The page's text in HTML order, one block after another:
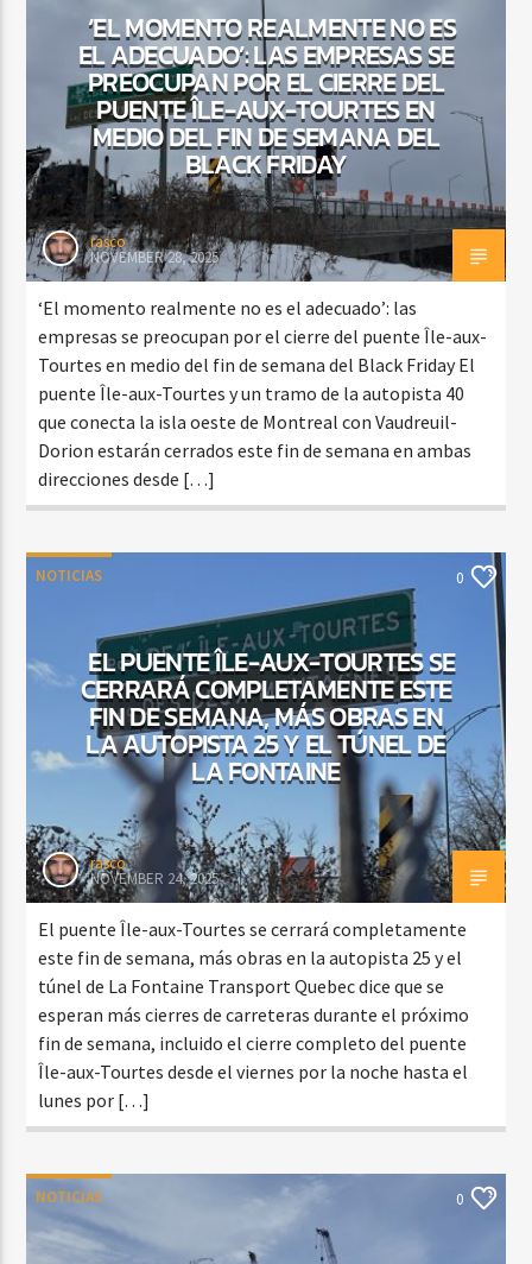
CURRENT SHOW
DJ MIX
12:00 AM 2:00 AM
Beone Radio
‘EL MOMENTO REALMENTE NO ES
EL ADECUADO’: LAS EMPRESAS SE
PREOCUPAN POR EL CIERRE DEL
PUENTE ÎLE-AUX-TOURTES EN
MEDIO DEL FIN DE SEMANA DEL
BLACK FRIDAY
rasco
NOVEMBER 28, 2025
‘El momento realmente no es el adecuado’: las
empresas se preocupan por el cierre del puente Île-aux-
Tourtes en medio del fin de semana del Black Friday El
puente Île-aux-Tourtes y un tramo de la autopista 40
que conecta la isla oeste de Montreal con Vaudreuil-
Dorion estarán cerrados este fin de semana en ambas
direcciones desde […]
NOTICIAS 0
EL PUENTE ÎLE-AUX-TOURTES SE
CERRARÁ COMPLETAMENTE ESTE
FIN DE SEMANA, MÁS OBRAS EN
LA AUTOPISTA 25 Y EL TÚNEL DE
LA FONTAINE
rasco
NOVEMBER 24, 2025
El puente Île-aux-Tourtes se cerrará completamente
este fin de semana, más obras en la autopista 25 y el
túnel de La Fontaine Transport Quebec dice que se
esperan más cierres de carreteras durante el próximo
fin de semana, incluido el cierre completo del puente
Île-aux-Tourtes desde el viernes por la noche hasta el
lunes por […]
NOTICIAS 0